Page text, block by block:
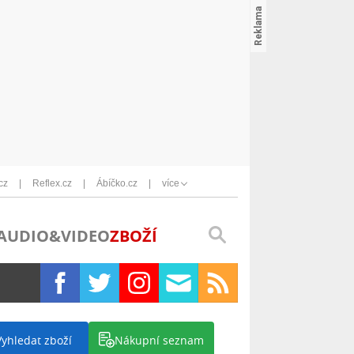
Reflex.cz Ábíčko.cz více
ZBOŽÍ
zboží Nákupní seznam